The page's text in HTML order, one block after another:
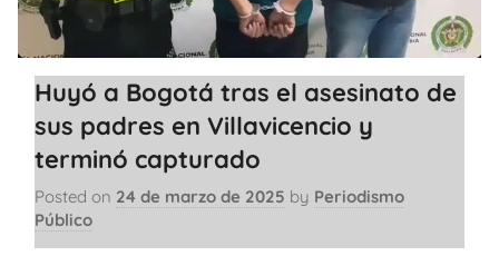
Huyó a Bogotá tras el asesinato de
sus padres en Villavicencio y
terminó capturado
Posted on 24 de marzo de 2025 by Periodismo
Público